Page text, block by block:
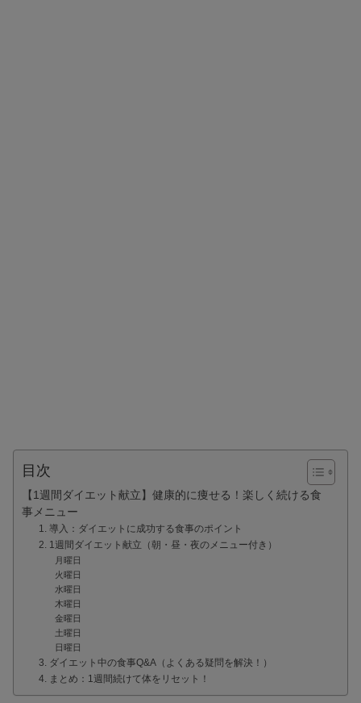
目次
【1週間ダイエット献立】健康的に痩せる！楽しく続ける食
事メニュー
1. 導入：ダイエットに成功する食事のポイント
2. 1週間ダイエット献立（朝・昼・夜のメニュー付き）
月曜日
火曜日
水曜日
木曜日
金曜日
土曜日
日曜日
3. ダイエット中の食事Q&A（よくある疑問を解決！）
4. まとめ：1週間続けて体をリセット！